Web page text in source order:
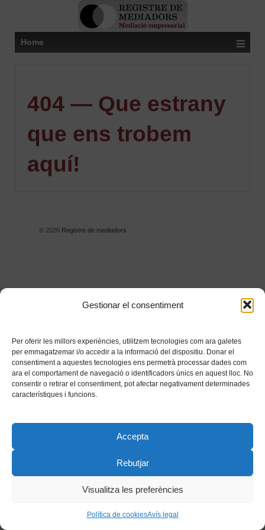
Gestionar el consentiment
Per oferir les millors experiències, utilitzem tecnologies com ara galetes
per emmagatzemar i/o accedir a la informació del dispositiu. Donar el
consentiment a aquestes tecnologies ens permetrà processar dades com
ara el comportament de navegació o identificadors únics en aquest lloc. No
consentir o retirar el consentiment, pot afectar negativament determinades
característiques i funcions.
Accepta
Rebutjar
Visualitza les preferències
Política de cookiesAvís legal
Home ≡
404 — Que estrany
que ens trobem
aquí!
© 2026Registre de mediadors